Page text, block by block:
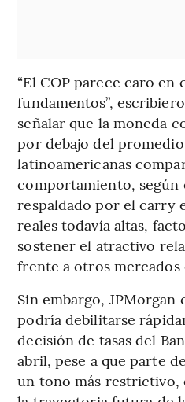
“El COP parece caro
fundamentos”,
señalar que la moneda
por debajo del
latinoamericanas
comportamiento, según
respaldado por el carry
reales todavía altas,
sostener el atractivo
frente a otros mercados
Sin embargo, JPMorgan
podría debilitarse
decisión de tasas del
abril, pese a que parte
un tono más restrictivo,